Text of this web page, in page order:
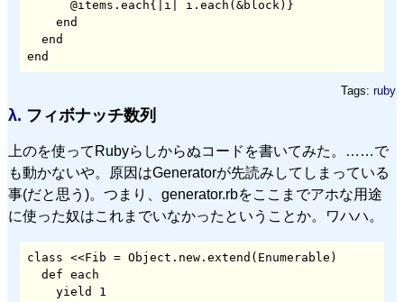
Tags: ruby
λ. フィボナッチ数列
上のを使ってRubyらしからぬコードを書いてみた。……で
も動かないや。原因はGeneratorが先読みしてしまっている
事(だと思う)。つまり、generator.rbをここまでアホな用途
に使った奴はこれまでいなかったということか。ワハハ。
class <<Fib = Object.new.extend(Enumerable)